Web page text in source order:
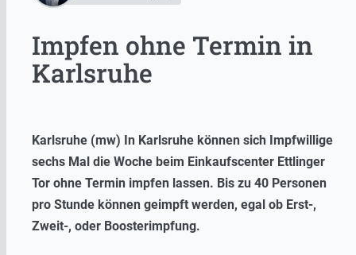
Impfen ohne Termin in
Karlsruhe
Karlsruhe (mw) In Karlsruhe können sich Impfwillige
sechs Mal die Woche beim Einkaufscenter Ettlinger
Tor ohne Termin impfen lassen. Bis zu 40 Personen
pro Stunde können geimpft werden, egal ob Erst-,
Zweit-, oder Boosterimpfung.